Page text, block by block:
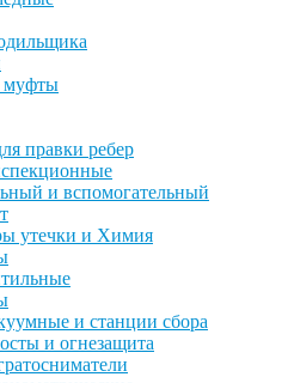
муфты
правки ребер
и вспомогательный
утечки и Химия
и станции сбора
и огнезащита